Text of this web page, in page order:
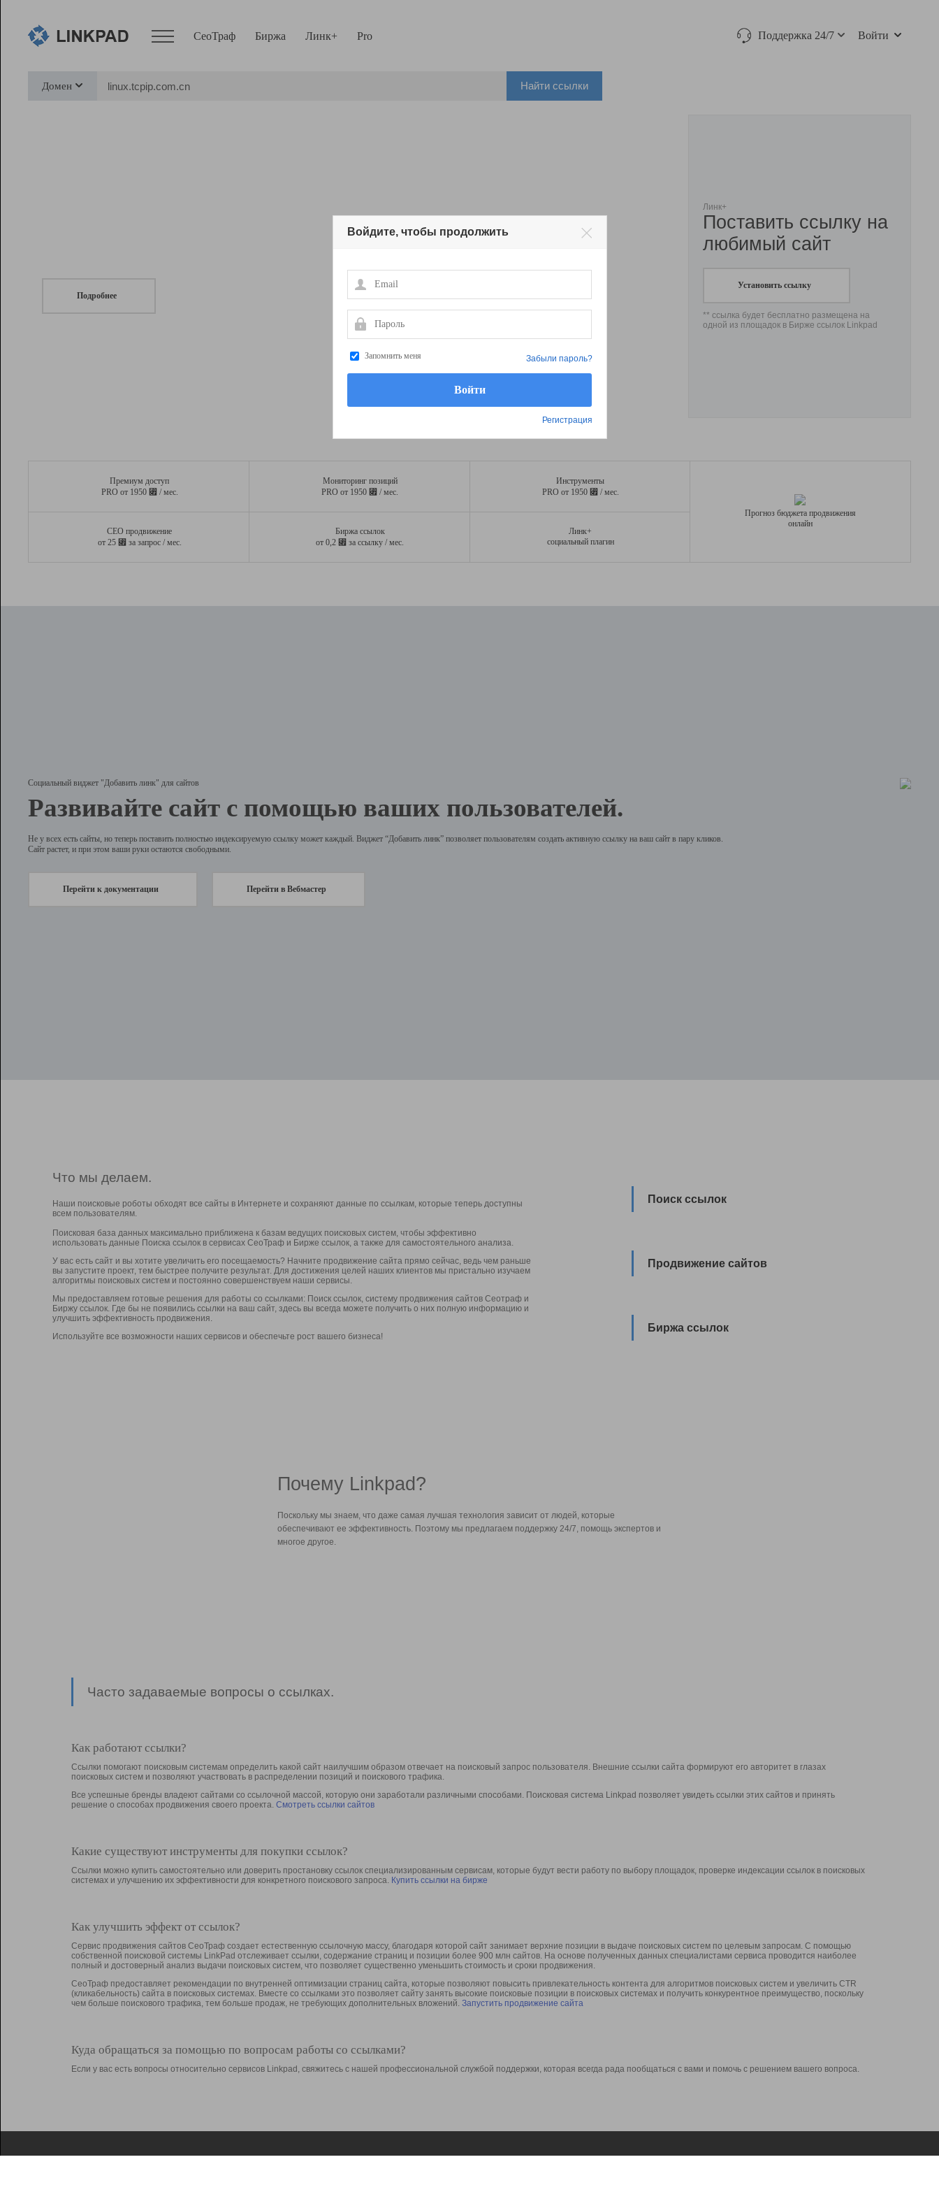
СеоТраф Биржа Линк+ Pro Поддержка 24/7 Войти
Домен Найти ссылки
Подробнее
Линк+
Поставить ссылку на
любимый сайт
Установить ссылку
** ссылка будет бесплатно размещена на
одной из площадок в Бирже ссылок Linkpad
Премиум доступ
PRO от 1950 ⃏ / мес.
Мониторинг позиций
PRO от 1950 ⃏ / мес.
Инструменты
PRO от 1950 ⃏ / мес.
СЕО продвижение
от 25 ⃏ за запрос / мес.
Биржа ссылок
от 0,2 ⃏ за ссылку / мес.
Линк+
социальный плагин
Прогноз бюджета продвижения
онлайн
Социальный виджет "Добавить линк" для сайтов
Развивайте сайт с помощью ваших пользователей.
Не у всех есть сайты, но теперь поставить полностью индексируемую ссылку может каждый. Виджет “Добавить линк” позволяет пользователям создать активную ссылку на ваш сайт в пару кликов.
Сайт растет, и при этом ваши руки остаются свободными.
Перейти к документации Перейти в Вебмастер
Что мы делаем.
Наши поисковые роботы обходят все сайты в Интернете и сохраняют данные по ссылкам, которые теперь доступны
всем пользователям.
Поисковая база данных максимально приближена к базам ведущих поисковых систем, чтобы эффективно
использовать данные Поиска ссылок в сервисах СеоТраф и Бирже ссылок, а также для самостоятельного анализа.
У вас есть сайт и вы хотите увеличить его посещаемость? Начните продвижение сайта прямо сейчас, ведь чем раньше
вы запустите проект, тем быстрее получите результат. Для достижения целей наших клиентов мы пристально изучаем
алгоритмы поисковых систем и постоянно совершенствуем наши сервисы.
Мы предоставляем готовые решения для работы со ссылками: Поиск ссылок, систему продвижения сайтов Сеотраф и
Биржу ссылок. Где бы не появились ссылки на ваш сайт, здесь вы всегда можете получить о них полную информацию и
улучшить эффективность продвижения.
Используйте все возможности наших сервисов и обеспечьте рост вашего бизнеса!
Поиск ссылок
Продвижение сайтов
Биржа ссылок
Почему Linkpad?
Поскольку мы знаем, что даже самая лучшая технология зависит от людей, которые
обеспечивают ее эффективность. Поэтому мы предлагаем поддержку 24/7, помощь экспертов и
многое другое.
Часто задаваемые вопросы о ссылках.
Как работают ссылки?
Ссылки помогают поисковым системам определить какой сайт наилучшим образом отвечает на поисковый запрос пользователя. Внешние ссылки сайта формируют его авторитет в глазах
поисковых систем и позволяют участвовать в раcпределении позиций и поискового трафика.
Все успешные бренды владеют сайтами со ссылочной массой, которую они заработали различными способами. Поисковая система Linkpad позволяет увидеть ссылки этих сайтов и принять
решение о способах продвижения своего проекта. Смотреть ссылки сайтов
Какие существуют инструменты для покупки ссылок?
Ссылки можно купить самостоятельно или доверить простановку ссылок специализированным сервисам, которые будут вести работу по выбору площадок, проверке индексации ссылок в поисковых
системах и улучшению их эффективности для конкретного поискового запроса. Купить ссылки на бирже
Как улучшить эффект от ссылок?
Сервис продвижения сайтов СеоТраф создает естественную ссылочную массу, благодаря которой сайт занимает верхние позиции в выдаче поисковых систем по целевым запросам. С помощью
собственной поисковой системы LinkPad отслеживает ссылки, содержание страниц и позиции более 900 млн сайтов. На основе полученных данных специалистами сервиса проводится наиболее
полный и достоверный анализ выдачи поисковых систем, что позволяет существенно уменьшить стоимость и сроки продвижения.
СеоТраф предоставляет рекомендации по внутренней оптимизации страниц сайта, которые позволяют повысить привлекательность контента для алгоритмов поисковых систем и увеличить CTR
(кликабельность) сайта в поисковых системах. Вместе со ссылками это позволяет сайту занять высокие поисковые позиции в поисковых системах и получить конкурентное преимущество, поскольку
чем больше поискового трафика, тем больше продаж, не требующих дополнительных вложений. Запустить продвижение сайта
Куда обращаться за помощью по вопросам работы со ссылками?
Если у вас есть вопросы относительно сервисов Linkpad, свяжитесь с нашей профессиональной службой поддержки, которая всегда рада пообщаться с вами и помочь с решением вашего вопроса.
Войдите, чтобы продолжить
Email
Пароль
Запомнить меня
Регистрация
Забыли пароль?